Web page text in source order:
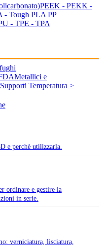
PEEK - PEKK -
- Tough PLA PP
- TPE - TPA
Metallici e
Supporti Temperatura >
e perchè utilizzarla.
ordinare e gestire la
in serie.
verniciatura, lisciatura,